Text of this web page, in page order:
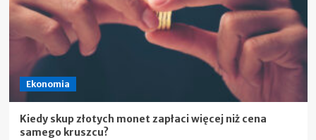
Ekonomia
Kiedy skup złotych monet zapłaci więcej niż cena
samego kruszcu?